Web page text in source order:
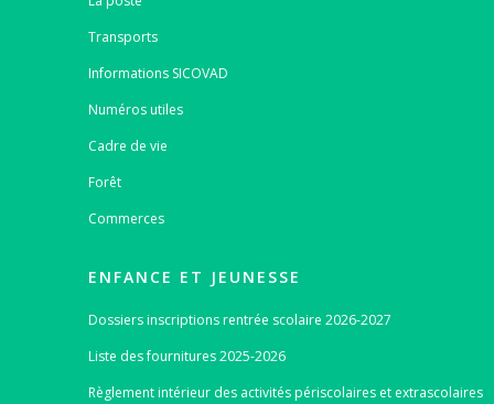
Transports
Informations SICOVAD
Numéros utiles
Cadre de vie
Forêt
Commerces
ENFANCE ET JEUNESSE
Dossiers inscriptions rentrée scolaire 2026-2027
Liste des fournitures 2025-2026
Règlement intérieur des activités périscolaires et extrascolaires